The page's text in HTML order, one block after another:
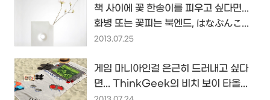
책 사이에 꽃 한송이를 피우고 싶다면...
화병 또는 꽃피는 북엔드, はなぶんこ...
2013.07.25
게임 마니아인걸 은근히 드러내고 싶다
면... ThinkGeek의 비치 보이 타올...